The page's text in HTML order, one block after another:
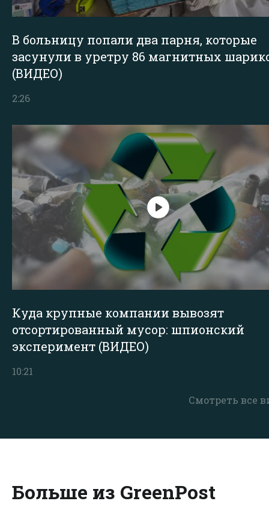
Смотреть все
В больницу попали два парня, которые
засунули в уретру 86 магнитных
(ВИДЕО)
2:26
Куда крупные компании вывозят
отсортированный мусор: шпионский
эксперимент (ВИДЕО)
10:21
Больше из GreenPost